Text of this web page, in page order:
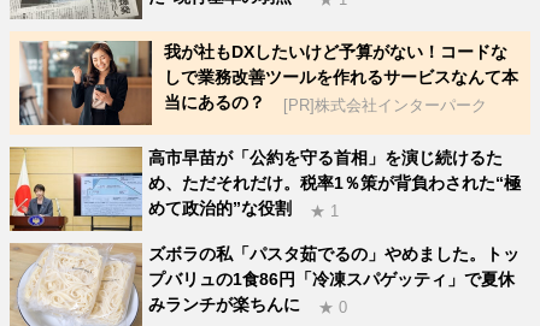
我が社もDXしたいけど予算がない！コードな
しで業務改善ツールを作れるサービスなんて本
当にあるの？
[PR]株式会社インターパーク
高市早苗が「公約を守る首相」を演じ続けるた
め、ただそれだけ。税率1％策が背負わされた“極
めて政治的”な役割
★ 1
ズボラの私「パスタ茹でるの」やめました。トッ
プバリュの1食86円「冷凍スパゲッティ」で夏休
みランチが楽ちんに
★ 0